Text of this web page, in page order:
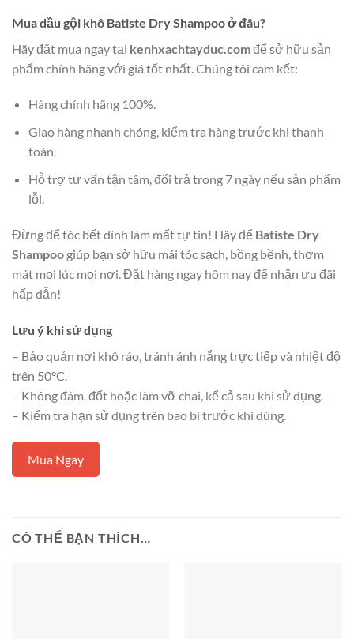
Mua dầu gội khô Batiste Dry Shampoo ở đâu?
Hãy đặt mua ngay tại kenhxachtayduc.comđể sở hữu sản
phẩm chính hãng với giá tốt nhất. Chúng tôi cam kết:
Hàng chính hãng 100%.
Giao hàng nhanh chóng, kiểm tra hàng trước khi thanh
toán.
Hỗ trợ tư vấn tận tâm, đổi trả trong 7 ngày nếu sản phẩm
lỗi.
Đừng để tóc bết dính làm mất tự tin! Hãy để Batiste Dry
Shampoo giúp bạn sở hữu mái tóc sạch, bồng bềnh, thơm
mát mọi lúc mọi nơi. Đặt hàng ngay hôm nay để nhận ưu đãi
hấp dẫn!
Lưu ý khi sử dụng
– Bảo quản nơi khô ráo, tránh ánh nắng trực tiếp và nhiệt độ
trên 50°C.
– Không đâm, đốt hoặc làm vỡ chai, kể cả sau khi sử dụng.
– Kiểm tra hạn sử dụng trên bao bì trước khi dùng.
Mua Ngay
CÓ THỂ BẠN THÍCH…